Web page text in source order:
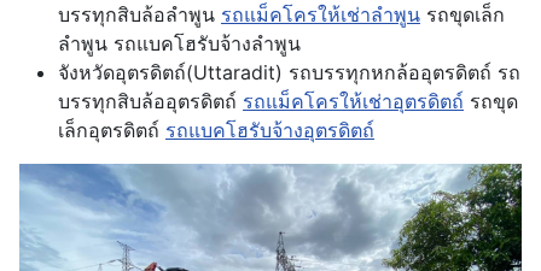
บรรทุกสิบล้อลำพูน รถแม็คโครให้เช่าลำพูน รถขุดเล็ก
ลำพูน รถแบคโฮรับจ้างลำพูน
จังหวัดอุตรดิตถ์(Uttaradit) รถบรรทุกหกล้ออุตรดิตถ์ รถ
บรรทุกสิบล้ออุตรดิตถ์ รถแม็คโครให้เช่าอุตรดิตถ์ รถขุด
เล็กอุตรดิตถ์ รถแบคโฮรับจ้างอุตรดิตถ์